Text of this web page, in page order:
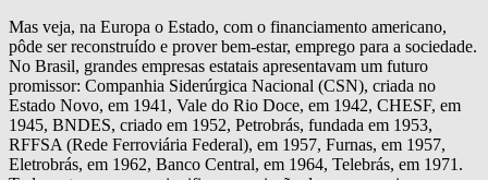
Mas veja, na Europa o Estado, com o financiamento americano,
pôde ser reconstruído e prover bem-estar, emprego para a sociedade.
No Brasil, grandes empresas estatais apresentavam um futuro
promissor: Companhia Siderúrgica Nacional (CSN), criada no
Estado Novo, em 1941, Vale do Rio Doce, em 1942, CHESF, em
1945, BNDES, criado em 1952, Petrobrás, fundada em 1953,
RFFSA (Rede Ferroviária Federal), em 1957, Furnas, em 1957,
Eletrobrás, em 1962, Banco Central, em 1964, Telebrás, em 1971.